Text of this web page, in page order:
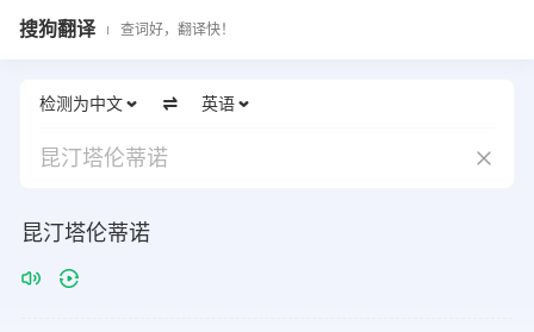
搜狗翻译 查词好，翻译快！
检测为中文 英语
昆汀塔伦蒂诺
昆汀塔伦蒂诺